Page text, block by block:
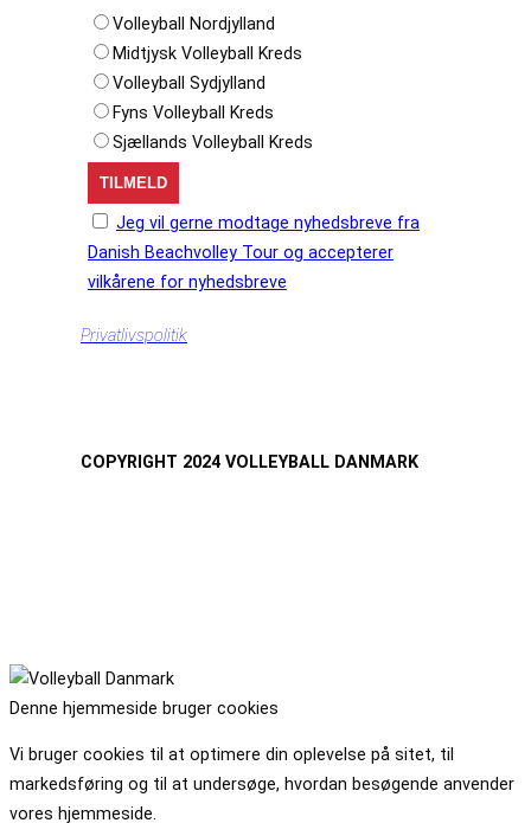
Volleyball Nordjylland
Midtjysk Volleyball Kreds
Volleyball Sydjylland
Fyns Volleyball Kreds
Sjællands Volleyball Kreds
Jeg vil gerne modtage nyhedsbreve fra
Danish Beachvolley Tour og accepterer
vilkårene for nyhedsbreve
Privatlivspolitik
COPYRIGHT 2024 VOLLEYBALL DANMARK
Denne hjemmeside bruger cookies
Vi bruger cookies til at optimere din oplevelse på sitet, til
markedsføring og til at undersøge, hvordan besøgende anvender
vores hjemmeside.